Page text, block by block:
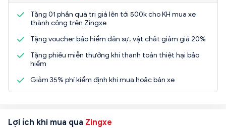
Tặng 01 phần quà trị giá lên tới 500k cho KH mua xe
thành công trên Zingxe
Tặng voucher bảo hiểm dân sự, vật chất giảm giá 20%
Tặng phiếu miễn thưởng khi thanh toán thiệt hại bảo
hiểm
Giảm 35% phí kiểm định khi mua hoặc bán xe
Lợi ích khi mua qua Zingxe